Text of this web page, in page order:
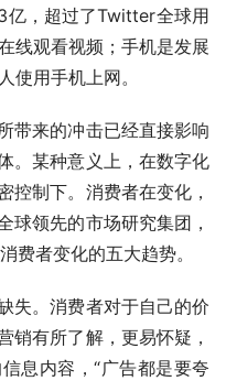
亿，超过了Twitter全球用
线观看视频；手机是发展
使用手机上网。
带来的冲击已经直接影响
。某种意义上，在数字化
控制下。消费者在变化，
球领先的市场研究集团，
费者变化的五大趋势。
失。消费者对于自己的价
销有所了解，更易怀疑，
息内容，“广告都是要夸